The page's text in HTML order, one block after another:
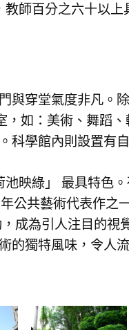
師百分之六十以
與穿堂氣度非凡。
如：美術、舞蹈
科學館內則設置有
映綠」 最具特色
公共藝術代表作之
成為引人注目的視
的獨特風味，令人